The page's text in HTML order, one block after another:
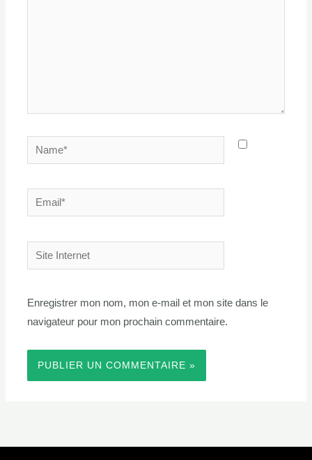
Name*
Email*
Site
Internet
Enregistrer mon nom, mon e-mail et mon site dans le
navigateur pour mon prochain commentaire.